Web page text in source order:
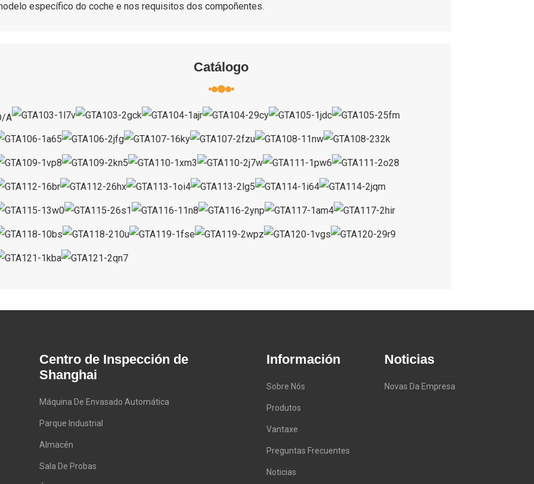
específico do coche e nos requisitos dos compoñentes.
Catálogo
A
Centro de Inspección de
Shanghai
Máquina De Envasado Automática
Parque Industrial
Almacén
Sala De Probas
Información
Sobre Nós
Produtos
Vantaxe
Preguntas Frecuentes
Noticias
Noticias
Novas Da Empresa